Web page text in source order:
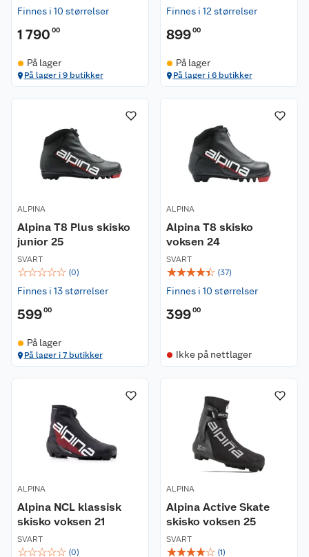
Finnes i 10 størrelser
1 790 00
På lager
På lager i 9 butikker
Finnes i 12 størrelser
89900
På lager
På lager i 6 butikker
ALPINA
Alpina T8 Plus skisko
junior 25
SVART
☆☆☆☆☆ (0)
Finnes i 13 størrelser
59900
På lager
På lager i 7 butikker
ALPINA
Alpina T8 skisko
voksen 24
SVART
☆☆☆☆☆ (37)
Finnes i 10 størrelser
39900
Ikke på nettlager
ALPINA
Alpina NCL klassisk
skisko voksen 21
SVART
☆☆☆☆☆ (0)
ALPINA
Alpina Active Skate
skisko voksen 25
SVART
☆☆☆☆☆ (1)
Om oss
Nyheter
Våre merkevarer
Coop kjeder
Kundeservice
Kontakt oss
Angre- og returrett
Ofte stilte spørsmål
Betalingsalternativer